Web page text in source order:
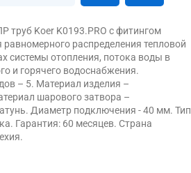
труб Koer K0193.PRO с фитингом
равномерного распределения тепловой
системы отопления, потока воды в
и горячего водоснабжения.
– 5. Материал изделия –
шарового затвора –
Диаметр подключения - 40 мм. Тип
Гарантия: 60 месяцев. Страна